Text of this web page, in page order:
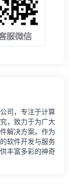
司，专注于计算
，致力于为广大
解决方案。作为
软件开发与服务
丰富多彩的神奇